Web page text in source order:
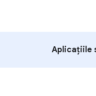
Aplicațiile